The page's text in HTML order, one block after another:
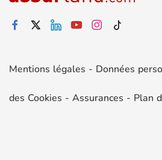
Mentions légales - Données
des Cookies - Assurances - Plan